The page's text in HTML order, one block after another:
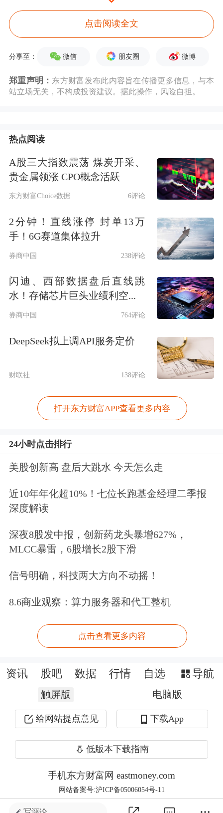
数上涨0.39%，报收于22844.05点。
美国政府关门进入第二日，经济数据日
程受干扰。原定于周四盘前发布的单周
失业救济申请人数和8月耐用品订单，
均未如期发布。
（拥有明年美联储货币政策委员会
FOMC投票权的官员）重申通胀风险，
称降息需“格外谨慎”，避免过度宽松迫
美股午盘，媒体称参议院
委员会的
助理透露，劳工统计局（BLS）可能准
备如期周五发布9月劳动力数据。美股
三大指数盘中上涨。
英伟达、费城半导体指数双创新高
费城半导体指数上涨1.94%，英伟达上
涨0.91%，收于188.94美元/股，双双再
创新高。超微半导体、英特尔
分别上涨3.49%、3.78%、2.68%。
消息面上，OpenAI已完成一项交易，
点击阅读全文
分享至： 微信 朋友圈 微博
郑重声明： 东方财富发布此内容旨在传播更多信息，与本
站立场无关，不构成投资建议。据此操作，风险自担。
热点阅读
A股三大指数震荡 煤炭开采、
贵金属领涨 CPO概念活跃
东方财富Choice数据 6评论
2分钟！直线涨停 封单13万
手！6G赛道集体拉升
券商中国 238评论
闪迪、西部数据盘后直线跳
水！存储芯片巨头业绩利空...
券商中国 764评论
DeepSeek拟上调API服务定价
财联社 138评论
打开东方财富APP查看更多内容
24小时点击排行
美股创新高 盘后大跳水 今天怎么走
近10年年化超10%！七位长跑基金经理二季报
深度解读
深夜8股发中报，创新药龙头暴增627%，
MLCC暴雷，6股增长2股下滑
信号明确，科技两大方向不动摇！
8.6商业观察：算力服务器和代工整机
点击查看更多内容
资讯 股吧 数据 行情 自选 导航
触屏版 电脑版
给网站提点意见 下载App
低版本下载指南
手机东方财富网 eastmoney.com
网站备案号:沪ICP备05006054号-11